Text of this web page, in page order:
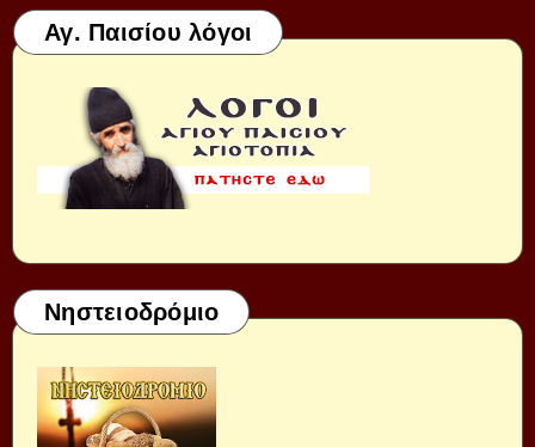
Αγ. Παισίου λόγοι
Νηστειοδρόμιο